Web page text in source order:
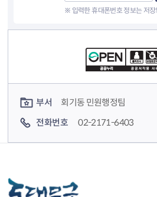
※ 입력한 휴대폰번호 정보는 저장
부서
회기동 민원행정팀
전화번호
02-2171-6403